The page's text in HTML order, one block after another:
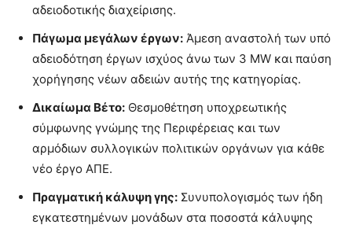
αδειοδοτικής διαχείρισης.
Πάγωμα μεγάλων έργων: Άμεση αναστολή των υπό
αδειοδότηση έργων ισχύος άνω των 3 MW και παύση
χορήγησης νέων αδειών αυτής της κατηγορίας.
Δικαίωμα Βέτο: Θεσμοθέτηση υποχρεωτικής
σύμφωνης γνώμης της Περιφέρειας και των
αρμόδιων συλλογικών πολιτικών οργάνων για κάθε
νέο έργο ΑΠΕ.
Πραγματική κάλυψη γης: Συνυπολογισμός των ήδη
εγκατεστημένων μονάδων στα ποσοστά κάλυψης